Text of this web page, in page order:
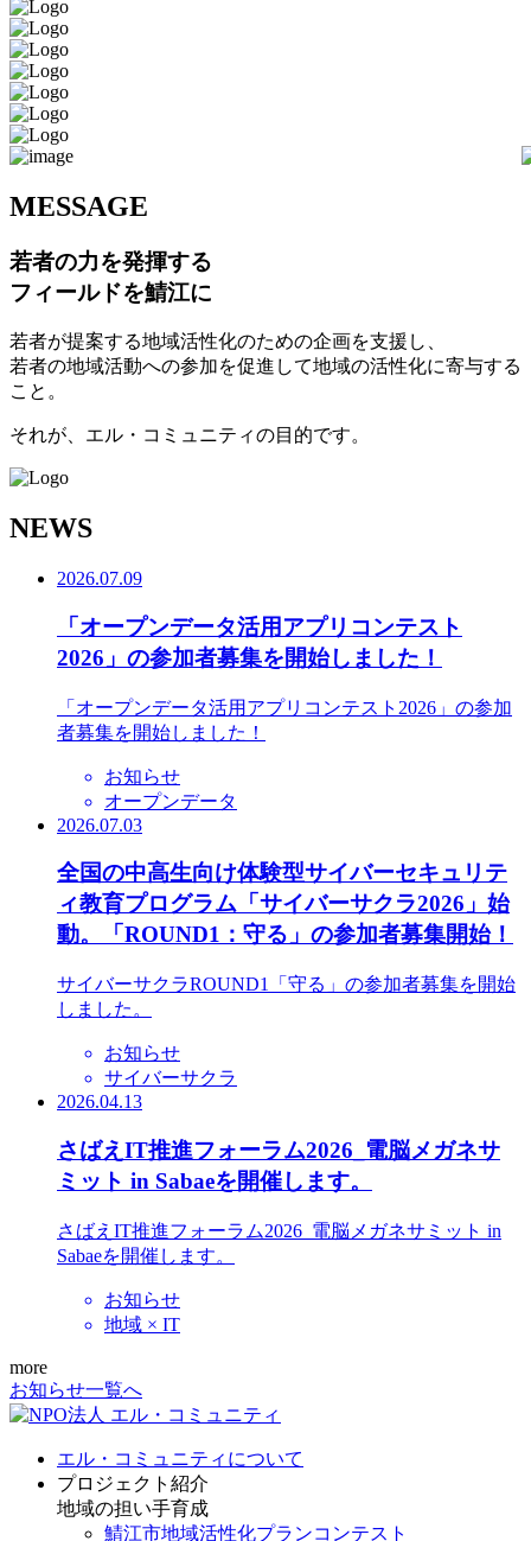
MESSAGE
若者の力を発揮する
フィールドを鯖江に
若者が提案する地域活性化のための企画を支援し、
若者の地域活動への参加を促進して地域の活性化に寄与する
こと。
それが、エル・コミュニティの目的です。
NEWS
2026.07.09
「オープンデータ活用アプリコンテスト
2026」の参加者募集を開始しました！
「オープンデータ活用アプリコンテスト2026」の参加
者募集を開始しました！
お知らせ
オープンデータ
2026.07.03
全国の中高生向け体験型サイバーセキュリテ
ィ教育プログラム「サイバーサクラ2026」始
動。「ROUND1：守る」の参加者募集開始！
サイバーサクラROUND1「守る」の参加者募集を開始
しました。
お知らせ
サイバーサクラ
2026.04.13
さばえIT推進フォーラム2026_電脳メガネサ
ミット in Sabaeを開催します。
さばえIT推進フォーラム2026_電脳メガネサミット in
Sabaeを開催します。
お知らせ
地域 × IT
more
お知らせ一覧へ
エル・コミュニティについて
プロジェクト紹介
地域の担い手育成
鯖江市地域活性化プランコンテスト